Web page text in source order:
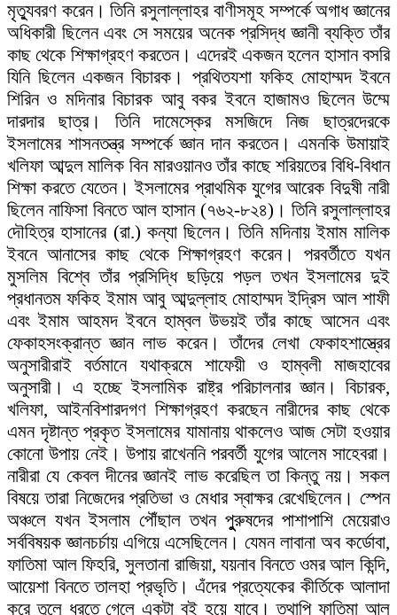
মৃত্যুবরণ করেন। তিনি রসুলাল্লাহর বাণীসমূহ সম্পর্কে অগাধ জ্ঞানের
অধিকারী ছিলেন এবং সে সময়ের অনেক প্রসিদ্ধ জ্ঞানী ব্যক্তি তাঁর
কাছ থেকে শিক্ষাগ্রহণ করতেন। এদেরই একজন হলেন হাসান বসরি
যিনি ছিলেন একজন বিচারক। প্রথিতযশা ফকিহ মোহাম্মদ ইবনে
শিরিন ও মদিনার বিচারক আবু বকর ইবনে হাজামও ছিলেন উম্মে
দারদার ছাত্র। তিনি দামেস্কের মসজিদে নিজ ছাত্রদেরকে
ইসলামের শাসনতন্ত্র সম্পর্কে জ্ঞান দান করতেন। এমনকি উমায়াই
খলিফা আব্দুল মালিক বিন মারওয়ানও তাঁর কাছে শরিয়তের বিধি-বিধান
শিক্ষা করতে যেতেন। ইসলামের প্রাথমিক যুগের আরেক বিদুষী নারী
ছিলেন নাফিসা বিনতে আল হাসান (৭৬২-৮২৪)। তিনি রসুলাল্লাহর
দৌহিত্র হাসানের (রা.) কন্যা ছিলেন। তিনি মদিনায় ইমাম মালিক
ইবনে আনাসের কাছ থেকে শিক্ষাগ্রহণ করেন। পরবর্তীতে যখন
মুসলিম বিশ্বে তাঁর প্রসিদ্ধি ছড়িয়ে পড়ল তখন ইসলামের দুই
প্রধানতম ফকিহ ইমাম আবু আব্দুল্লাহ মোহাম্মদ ইদ্রিস আল শাফী
এবং ইমাম আহমদ ইবনে হাম্বল উভয়ই তাঁর কাছে আসেন এবং
ফেকাহসংক্রান্ত জ্ঞান লাভ করেন। তাঁদের লেখা ফেকাহশাস্ত্রের
অনুসারীরাই বর্তমানে যথাক্রমে শাফেয়ী ও হাম্বলী মাজহাবের
অনুসারী। এ হচ্ছে ইসলামিক রাষ্ট্র পরিচালনার জ্ঞান। বিচারক,
খলিফা, আইনবিশারদগণ শিক্ষাগ্রহণ করছেন নারীদের কাছ থেকে
এমন দৃষ্টান্ত প্রকৃত ইসলামের যামানায় থাকলেও আজ সেটা হওয়ার
কোনো উপায় নেই। উপায় রাখেননি পরবর্তী যুগের আলেম সাহেবরা।
নারীরা যে কেবল দীনের জ্ঞানই লাভ করেছিল তা কিন্তু নয়। সকল
বিষয়ে তারা নিজেদের প্রতিভা ও মেধার স্বাক্ষর রেখেছিলেন। স্পেন
অঞ্চলে যখন ইসলাম পৌঁছাল তখন পুুুুরুষদের পাশাপাশি মেয়েরাও
সর্ববিষয়ক জ্ঞানচর্চায় এগিয়ে এসেছিলেন। যেমন লাবানা অব কর্ডোবা,
ফাতিমা আল ফিহরি, সুলতানা রাজিয়া, যয়নাব বিনতে ওমর আল কিন্দি,
আয়েশা বিনতে তালহা প্রভৃতি। এঁদের প্রত্যেকের কীর্তিকে আলাদা
করে তুলে ধরতে গেলে একটা বই হয়ে যাবে। তথাপি ফাতিমা আল